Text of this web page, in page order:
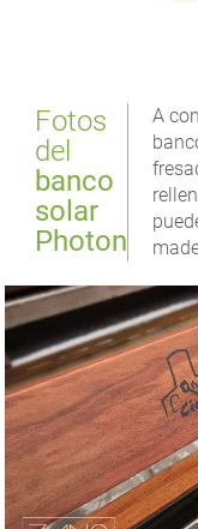
Fotos
del
banco
solar
Photon
A